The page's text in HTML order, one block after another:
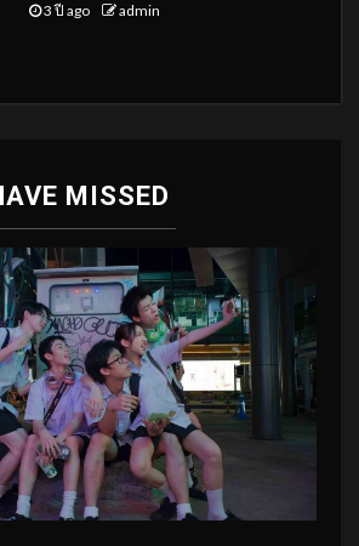
3 ปี ago admin
MISSED